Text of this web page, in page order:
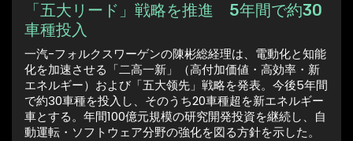
「五大リード」戦略を推進 5年間で約30
車種投入
一汽-フォルクスワーゲンの陳彬総経理は、電動化と知能
化を加速させる「二高一新」（高付加価値・高効率・新
エネルギー）および「五大领先」戦略を発表。今後5年間
で約30車種を投入し、そのうち20車種超を新エネルギー
車とする。年間100億元規模の研究開発投資を継続し、自
動運転・ソフトウェア分野の強化を図る方針を示した。